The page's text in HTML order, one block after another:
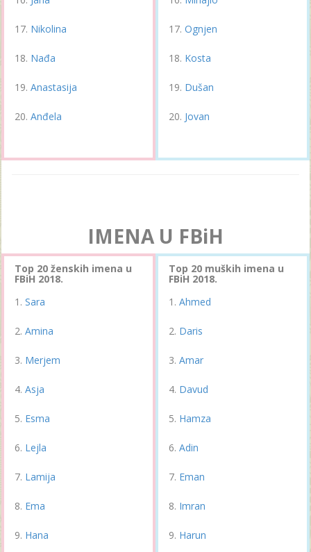
Nikolina
Nađa
Anastasija
Anđela
Ognjen
Kosta
Dušan
Jovan
IMENA U FBiH
Top 20 ženskih imena u
FBiH 2018.
Sara
Amina
Merjem
Asja
Esma
Lejla
Lamija
Ema
Hana
Top 20 muških imena u
FBiH 2018.
Ahmed
Daris
Amar
Davud
Hamza
Adin
Eman
Imran
Harun